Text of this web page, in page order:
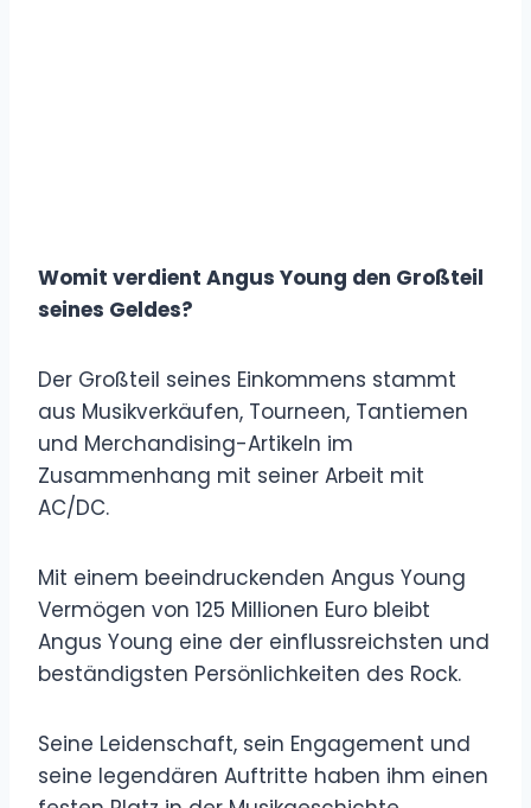
Womit verdient Angus Young den Großteil
seines Geldes?
Der Großteil seines Einkommens stammt
aus Musikverkäufen, Tourneen, Tantiemen
und Merchandising-Artikeln im
Zusammenhang mit seiner Arbeit mit
AC/DC.
Mit einem beeindruckenden Angus Young
Vermögen von 125 Millionen Euro bleibt
Angus Young eine der einflussreichsten und
beständigsten Persönlichkeiten des Rock.
Seine Leidenschaft, sein Engagement und
seine legendären Auftritte haben ihm einen